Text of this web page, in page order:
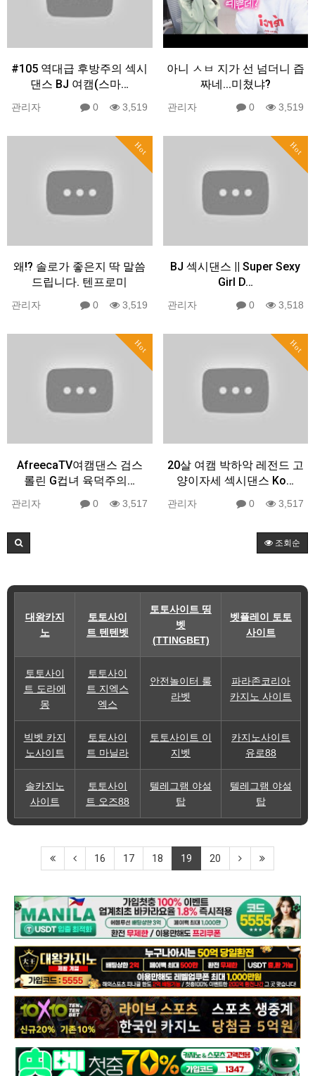
#105 역대급 후방주의 섹시
댄스 BJ 여캠(스마…
관리자 0 3,519
아니 ㅅㅂ 지가 선 넘더니 즙
짜네...미쳤냐?
관리자 0 3,519
Hot
왜!? 솔로가 좋은지 딱 말씀
드립니다. 텐프로미
관리자 0 3,519
Hot
BJ 섹시댄스 || Super Sexy
Girl D…
관리자 0 3,518
Hot
AfreecaTV여캠댄스 검스
롤린 G컵녀 육덕주의…
관리자 0 3,517
Hot
20살 여캠 박하악 레전드 고
양이자세 섹시댄스 Ko…
관리자 0 3,517
조회순
대왕카지
노
토토사이
트 텐텐벳
토토사이트 띵
벳
(TTINGBET)
벳플레이 토토
사이트
토토사이
트 도라에
몽
토토사이
트 지엑스
엑스
안전놀이터 룰
라벳
파라존코리아
카지노 사이트
빅벳 카지
노사이트
토토사이
트 마닐라
토토사이트 이
지벳
카지노사이트
유로88
솔카지노
사이트
토토사이
트 오즈88
텔레그램 야설
탑
텔레그램 야설
탑
16 17 18 19 20